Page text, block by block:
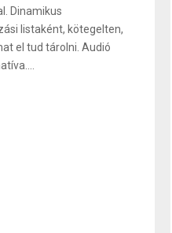
Dinamikus
listaként, kötegelten,
el tud tárolni. Audió